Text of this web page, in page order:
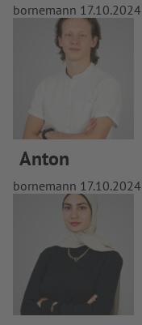
bornemann 17.10.2024
Anton
bornemann 17.10.2024